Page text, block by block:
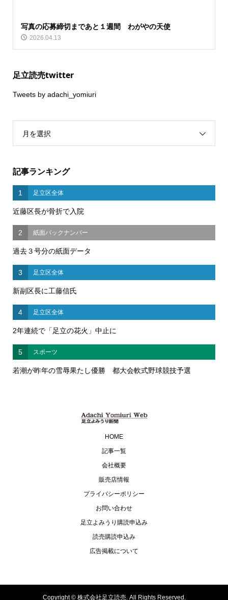
写真の応募締切まであと１週間 わがやの天使
2026.04.13
足立読売twitter
Tweets by adachi_yomiuri
月を選択
記事ランキング
1 足立区全体
近藤区長が骨折で入院
2 紙面バックナンバー
過去３号分の紙面データ
3 足立区全体
新副区長に工藤信氏
4 足立区全体
2年連続で「足立の花火」中止に
5 スポーツ
若潮が昨年の雪辱果たし優勝 都大会軟式野球競技予選
HOME
記事一覧
会社概要
販売店情報
プライバシーポリシー
お問い合わせ
足立よみうり購読申込み
読売購読申込み
広告掲載について
Copyright ©株式会社足立読売. All Rights Reserved.